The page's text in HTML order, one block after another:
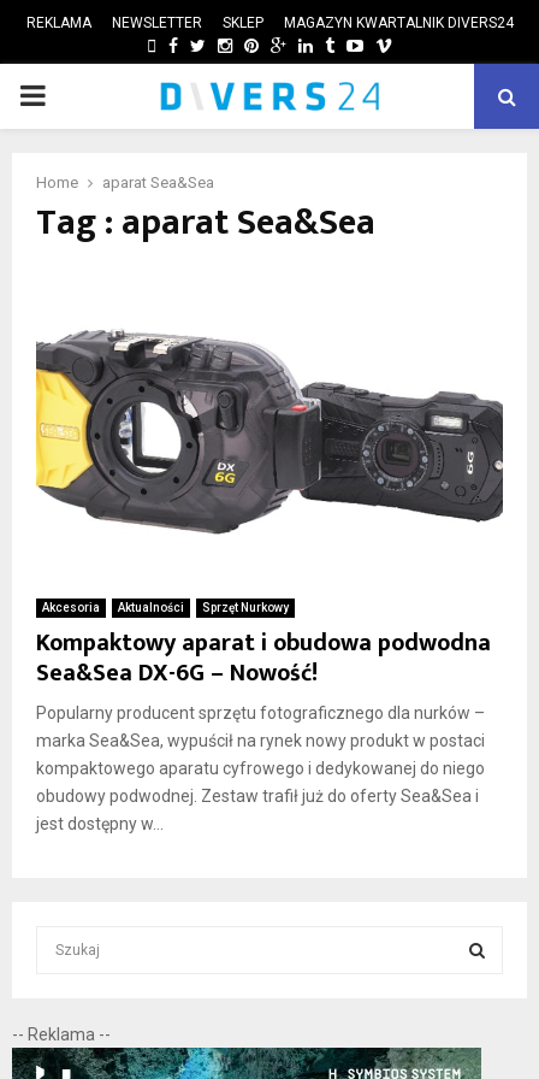
REKLAMA NEWSLETTER SKLEP MAGAZYN KWARTALNIK DIVERS24
FACEBOOK
TWITTER
INSTAGRAM
PINTEREST
GOOGLE
LINKEDIN
TUMBLRYOUTUBE
VIMEO
PRIMARY
Home aparat Sea&Sea
Tag : aparat Sea&Sea
Akcesoria Aktualności Sprzęt Nurkowy
Kompaktowy aparat i obudowa podwodna
Sea&Sea DX-6G – Nowość!
Popularny producent sprzętu fotograficznego dla nurków –
marka Sea&Sea, wypuścił na rynek nowy produkt w postaci
kompaktowego aparatu cyfrowego i dedykowanej do niego
obudowy podwodnej. Zestaw trafił już do oferty Sea&Sea i
jest dostępny w...
c
h
E
-- Reklama --